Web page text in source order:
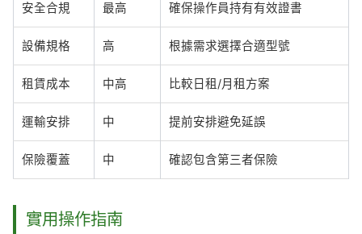
安全合規 最高 確保操作員持有有效證書
設備規格 高 根據需求選擇合適型號
租賃成本 中高 比較日租/月租方案
運輸安排 中 提前安排避免延誤
保險覆蓋 中 確認包含第三者保險
實用操作指南